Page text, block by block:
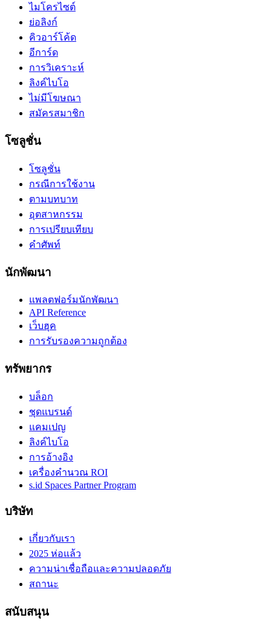
ไมโครไซต์
ย่อลิงก์
คิวอาร์โค้ด
อีการ์ด
การวิเคราะห์
ลิงค์ไบโอ
ไม่มีโฆษณา
สมัครสมาชิก
โซลูชั่น
โซลูชั่น
กรณีการใช้งาน
ตามบทบาท
อุตสาหกรรม
การเปรียบเทียบ
คำศัพท์
นักพัฒนา
แพลตฟอร์มนักพัฒนา
API Reference
เว็บฮุค
การรับรองความถูกต้อง
ทรัพยากร
บล็อก
ชุดแบรนด์
แคมเปญ
ลิงค์ไบโอ
การอ้างอิง
เครื่องคำนวณ ROI
s.id Spaces Partner Program
บริษัท
เกี่ยวกับเรา
2025 ห่อแล้ว
ความน่าเชื่อถือและความปลอดภัย
สถานะ
สนับสนุน